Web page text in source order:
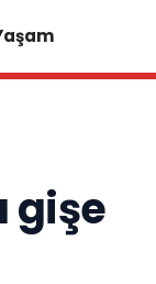
gişe